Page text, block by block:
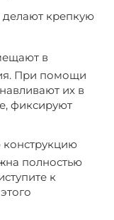
делают крепкую
в
При помощи
их в
фиксируют
конструкцию
полностью
к